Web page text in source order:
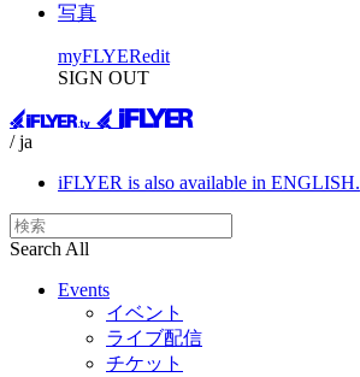
写真
myFLYERedit
SIGN OUT
/ ja
iFLYER is also available in ENGLISH.
Search All
Events
イベント
ライブ配信
チケット